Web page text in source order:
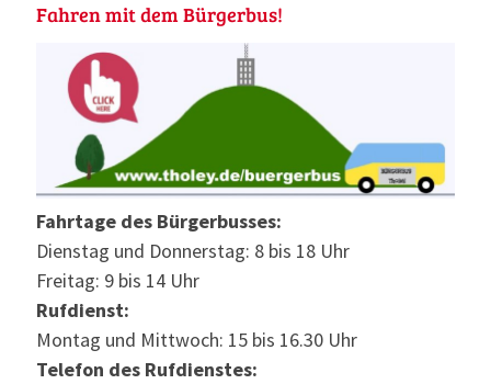
Fahren mit dem Bürgerbus!
Fahrtage des Bürgerbusses:
Dienstag und Donnerstag: 8 bis 18 Uhr
Freitag: 9 bis 14 Uhr
Rufdienst:
Montag und Mittwoch: 15 bis 16.30 Uhr
Telefon des Rufdienstes: